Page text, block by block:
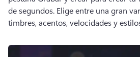
de segundos. Elige entre una gran
timbres, acentos, velocidades y